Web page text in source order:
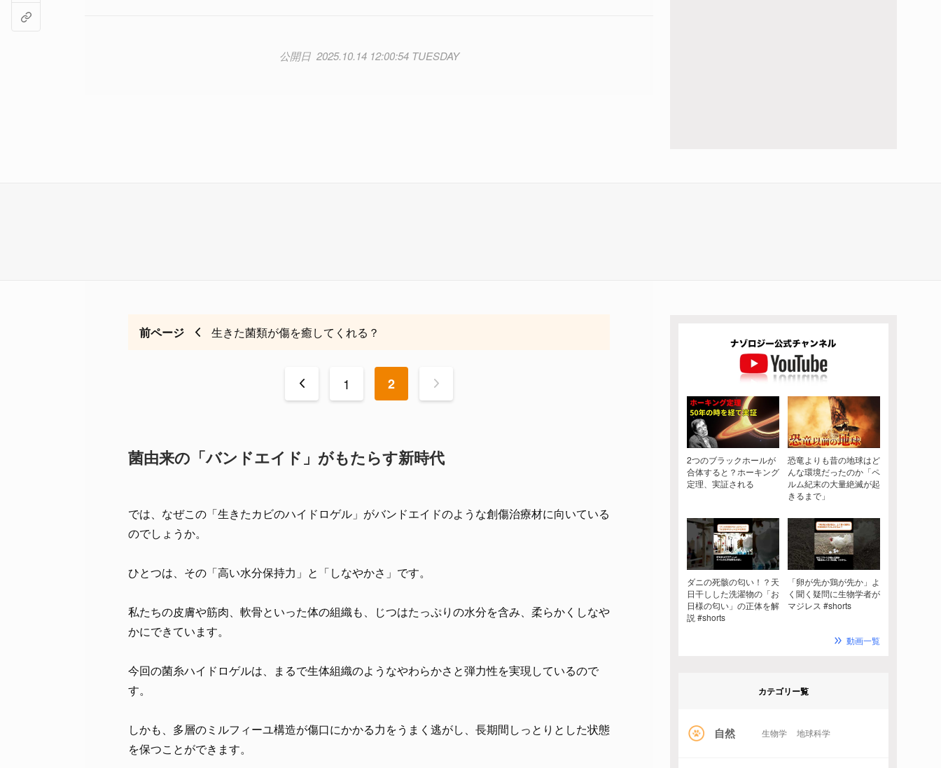
2025.10.14 12:00:54 TUESDAY
前ページ 生きた菌類が傷を癒してくれる？
< 1 2 >
菌由来の「バンドエイド」がもたらす新時代
では、なぜこの「生きたカビのハイドロゲル」がバンドエイドのような創傷治療材に向いている
のでしょうか。
ひとつは、その「高い水分保持力」と「しなやかさ」です。
私たちの皮膚や筋肉、軟骨といった体の組織も、じつはたっぷりの水分を含み、柔らかくしなや
かにできています。
今回の菌糸ハイドロゲルは、まるで生体組織のようなやわらかさと弾力性を実現しているので
す。
しかも、多層のミルフィーユ構造が傷口にかかる力をうまく逃がし、長期間しっとりとした状態
を保つことができます。
2つのブラックホールが
合体すると？ホーキング
定理、実証される
恐竜よりも昔の地球はど
んな環境だったのか「ペ
ルム紀末の大量絶滅が起
きるまで」
ダニの死骸の匂い！？天
日干しした洗濯物の「お
日様の匂い」の正体を解
説 #shorts
「卵が先か鶏が先か」よ
く聞く疑問に生物学者が
マジレス #shorts
動画一覧
カテゴリー覧
自然 生物学 地球科学